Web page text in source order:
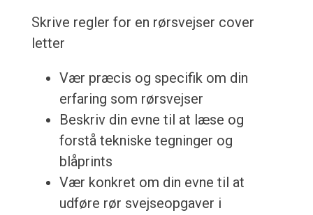
Skrive regler for en rørsvejser cover
letter
Vær præcis og specifik om din
erfaring som rørsvejser
Beskriv din evne til at læse og
forstå tekniske tegninger og
blåprints
Vær konkret om din evne til at
udføre rør svejseopgaver i